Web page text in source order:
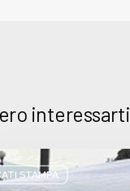
interessarti
STAMPA